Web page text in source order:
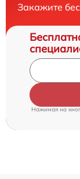
Закажите
Нажимая на